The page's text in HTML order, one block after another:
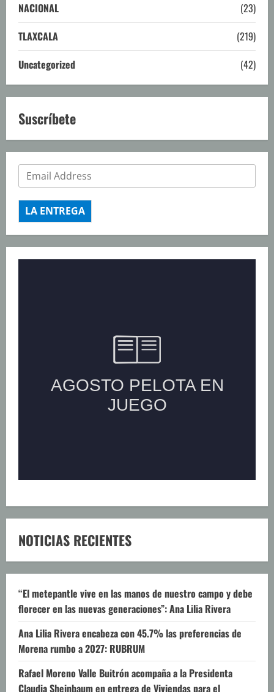
NACIONAL
(23)
TLAXCALA
(219)
Uncategorized
(42)
Suscríbete
LA ENTREGA
NOTICIAS RECIENTES
“El metepantle vive en las manos de nuestro campo y debe
florecer en las nuevas generaciones”: Ana Lilia Rivera
Ana Lilia Rivera encabeza con 45.7% las preferencias de
Morena rumbo a 2027: RUBRUM
Rafael Moreno Valle Buitrón acompaña a la Presidenta
Claudia Sheinbaum en entrega de Viviendas para el